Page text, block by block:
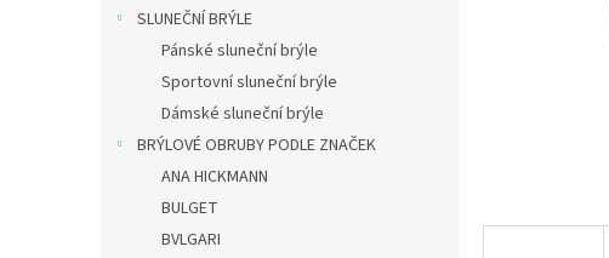
SLUNEČNÍ BRÝLE
Pánské sluneční brýle
Sportovní sluneční brýle
Dámské sluneční brýle
BRÝLOVÉ OBRUBY PODLE ZNAČEK
ANA HICKMANN
BULGET
BVLGARI